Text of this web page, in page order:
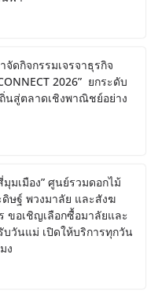
จัดกิจกรรมเจรจาธุรกิจ
2026” ยกระดับ
สู่ตลาดเชิงพาณิชย์อย่าง
มเมือง” ศูนย์รวมดอกไม้
ษฐ์ พวงมาลัย และสังฆ
ขอเชิญเลือกซื้อมาลัยและ
วันแม่ เปิดให้บริการทุกวัน
ง